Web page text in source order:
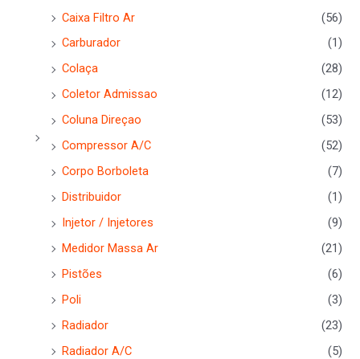
Caixa Filtro Ar
(56)
Carburador
(1)
Colaça
(28)
Coletor Admissao
(12)
Coluna Direçao
(53)
Compressor A/C
(52)
Corpo Borboleta
(7)
Distribuidor
(1)
Injetor / Injetores
(9)
Medidor Massa Ar
(21)
Pistões
(6)
Poli
(3)
Radiador
(23)
Radiador A/C
(5)